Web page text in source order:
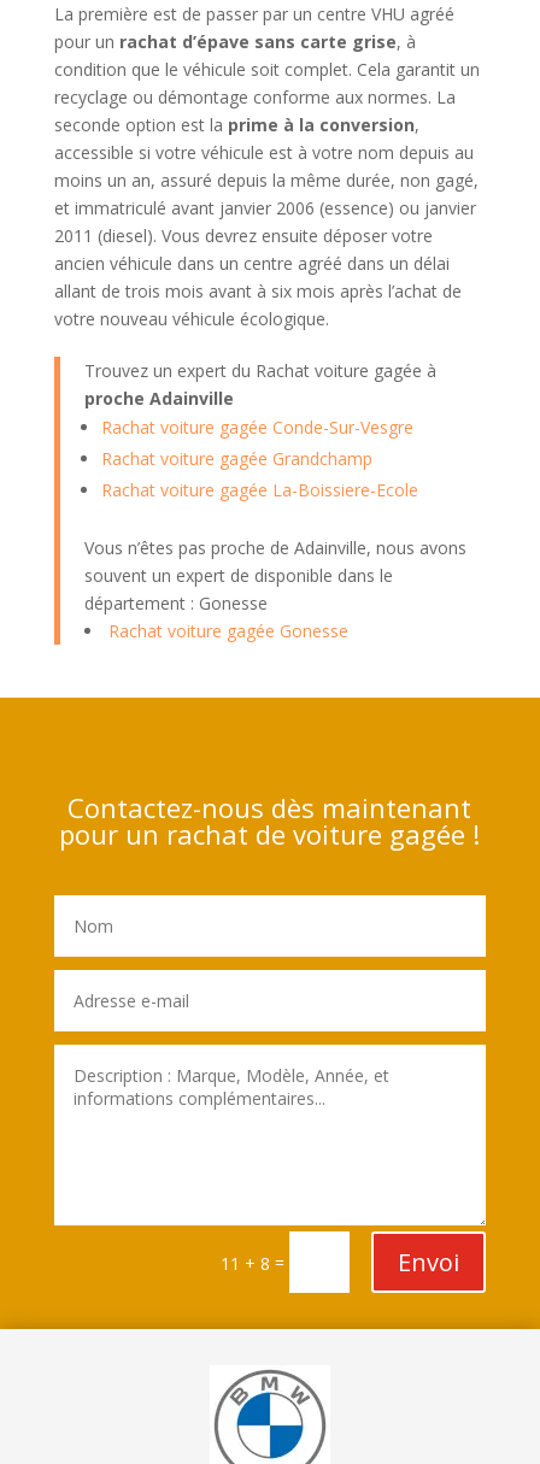
La première est de passer par un centre VHU agréé
pour un rachat d’épave sans carte grise, à
condition que le véhicule soit complet. Cela garantit un
recyclage ou démontage conforme aux normes. La
seconde option est la prime à la conversion,
accessible si votre véhicule est à votre nom depuis au
moins un an, assuré depuis la même durée, non gagé,
et immatriculé avant janvier 2006 (essence) ou janvier
2011 (diesel). Vous devrez ensuite déposer votre
ancien véhicule dans un centre agréé dans un délai
allant de trois mois avant à six mois après l’achat de
votre nouveau véhicule écologique.
Trouvez un expert du Rachat voiture gagée à
proche Adainville
Rachat voiture gagée Conde-Sur-Vesgre
Rachat voiture gagée Grandchamp
Rachat voiture gagée La-Boissiere-Ecole
Vous n’êtes pas proche de Adainville, nous avons
souvent un expert de disponible dans le
département : Gonesse
Rachat voiture gagée Gonesse
Contactez-nous dès maintenant
pour un rachat de voiture gagée !
11 + 8 = Envoi